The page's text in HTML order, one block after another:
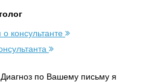
консультанте
по Вашему письму я